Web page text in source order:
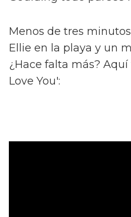
Menos de tres
Ellie en la playa y un
¿Hace falta más?
Love You':